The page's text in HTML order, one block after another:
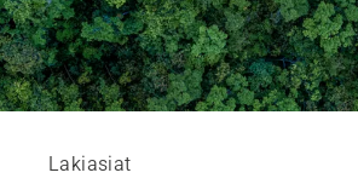
Lakiasiat